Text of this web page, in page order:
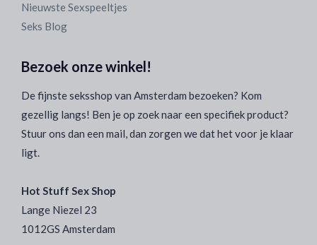
Nieuwste Sexspeeltjes
Seks Blog
Bezoek onze winkel!
De fijnste seksshop van Amsterdam bezoeken? Kom
gezellig langs! Ben je op zoek naar een specifiek product?
Stuur ons dan een mail, dan zorgen we dat het voor je klaar
ligt.
Hot Stuff Sex Shop
Lange Niezel 23
1012GS Amsterdam